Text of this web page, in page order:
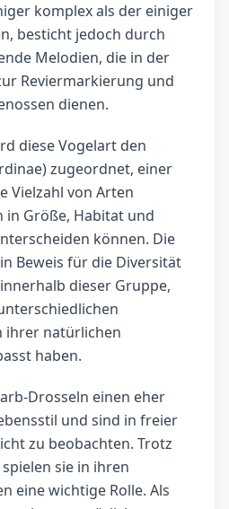
komplex als der einiger
besticht jedoch durch
Melodien, die in der
Reviermarkierung und
dienen.
diese Vogelart den
zugeordnet, einer
Vielzahl von Arten
in Größe, Habitat und
können. Die
Beweis für die Diversität
dieser Gruppe,
ihrer natürlichen
haben.
Drosseln einen eher
und sind in freier
zu beobachten. Trotz
sie in ihren
eine wichtige Rolle. Als